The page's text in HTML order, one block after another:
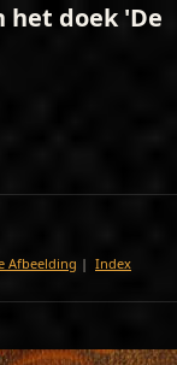
het doek 'De
Afbeelding | Index